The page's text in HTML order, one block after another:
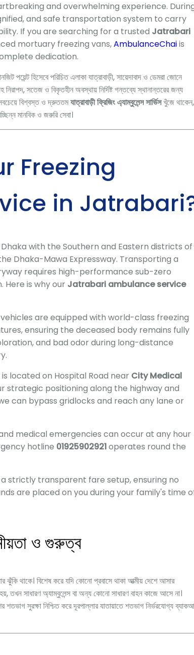
and overwhelming experience.
and safe transportation system to carry
If you are searching for a trusted Jatrabari
mortuary freezing vans,AmbulanceChaiis
dedication.
হিসেবে পরিচিত এলাকা যাত্রাবাড়ী, সায়েদাবাদ ও ডেমরা জোনে
সতেজ ও বিকৃতহীন অবস্থায় নির্দিষ্ট গন্তব্যে স্থানান্তরের জন্য
সবচেয়ে বিশ্বস্ত ও দ্রুততমযাত্রাবাড়ী ফ্রিজিং এ্যাম্বুলেন্স সার্ভিসখুঁজে থাকেন,
মানবিক ও জরুরি সেবা।
Freezing
in
with the Southern and Eastern districts of
Dhaka-Mawa Expressway. Transporting a
requires high-performance sub-zero
is why our Jatrabari ambulance service
are equipped with world-class freezing
ensuring the deceased body remains fully
and bad odor during long-distance
located on Hospital Road near City Medical
strategic positioning along the highway and
can bypass gridlocks and reach any lane or
medical emergencies can occur at any hour
hotline 01925902921operates round the
strictly transparent fare setup, ensuring no
are placed on you during your family's time
ও গুরুত্ব
ঝুঁকি থাকে। বিশেষ করে যদি কোনো প্রবাসে থাকা আত্মীয় দেশে আসার
তখন সাধারণ অ্যাম্বুলেন্স বা অন্য কোনো সাধারণ বাহন কাজে আসে না।
সুরক্ষা নিশ্চিত করে দূরপাল্লার যাতায়াতে শতভাগ নির্ভরযোগ্য